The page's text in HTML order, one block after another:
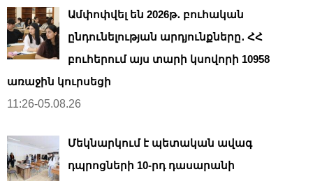
Ամփոփվել են 2026թ․ բուհական
ընդունելության արդյունքները․ ՀՀ
բուհերում այս տարի կսովորի 10958
առաջին կուրսեցի
11:26-05.08.26
Մեկնարկում է պետական ավագ
դպրոցների 10-րդ դասարանի